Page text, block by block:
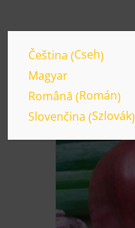
Čeština (Cseh)
Magyar
Română (Román)
Slovenčina (Szlovák)